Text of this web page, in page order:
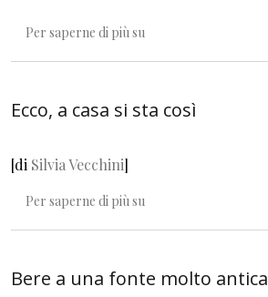
Per saperne di più su
Ecco, a casa si sta così
[di Silvia Vecchini]
Per saperne di più su
Bere a una fonte molto antica